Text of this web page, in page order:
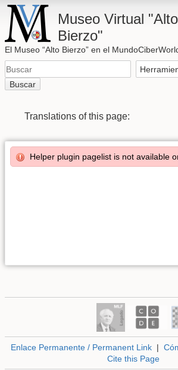
Museo Virtual "Alto
Bierzo"
El Museo “Alto Bierzo” en el
Buscar
Translations of this page:
Helper plugin pagelist is not available
Enlace Permanente / Permanent Link |
Cite this Page